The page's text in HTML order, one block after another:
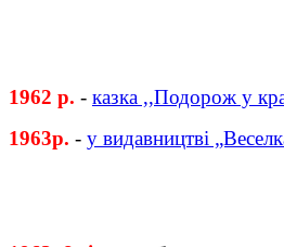
1962 р. - казка ,,Подорож у
1963р. - у видавництві